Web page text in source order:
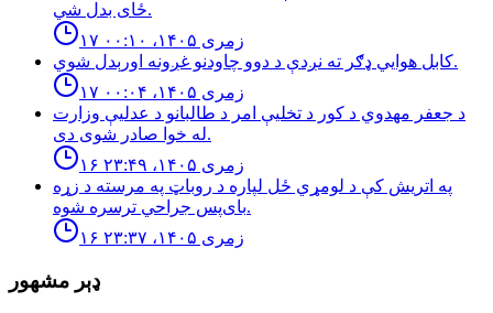
ځای بدل شي.
۱۷ زمری ۱۴۰۵، ۰۰:۱۰
كابل هوايي ډګر ته نږدې د دوو چاودنو غږونه اورېدل شوي.
۱۷ زمری ۱۴۰۵، ۰۰:۰۴
د جعفر مهدوي د کور د تخلیې امر د طالبانو د عدلیې وزارت
له خوا صادر شوی دی.
۱۶ زمری ۱۴۰۵، ۲۳:۴۹
په اتریش کې د لومړي ځل لپاره د روباټ په مرسته د زړه
بای‌پس جراحي ترسره شوه.
۱۶ زمری ۱۴۰۵، ۲۳:۳۷
ډېر مشهور